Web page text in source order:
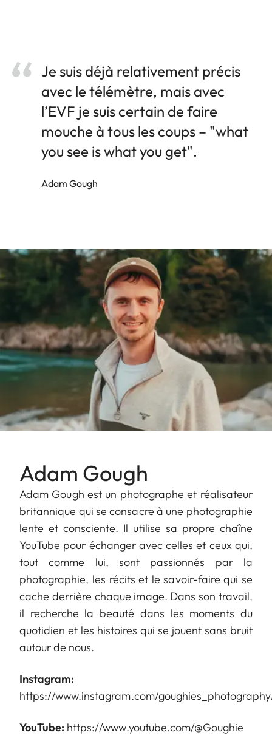
Je suis déjà relativement précis
avec le télémètre, mais avec
l’EVF je suis certain de faire
mouche à tous les coups – "what
you see is what you get".
Adam Gough
Adam Gough
Adam Gough est un photographe et réalisateur
britannique qui se consacre à une photographie
lente et consciente. Il utilise sa propre chaîne
YouTube pour échanger avec celles et ceux qui,
tout comme lui, sont passionnés par la
photographie, les récits et le savoir-faire qui se
cache derrière chaque image. Dans son travail,
il recherche la beauté dans les moments du
quotidien et les histoires qui se jouent sans bruit
autour de nous.
Instagram:
https://www.instagram.com/
YouTube: https://www.youtube.com/@Goughie